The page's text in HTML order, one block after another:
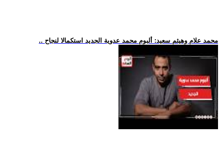
.. محمد علام وهيثم سعيد: ألبوم محمد عدوية الجديد استكمالا لنجاح